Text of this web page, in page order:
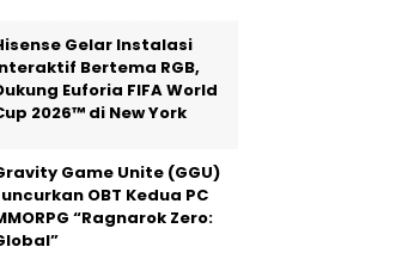
Gelar Instalasi
Bertema RGB,
Euforia FIFA World
2026™ di New York
Game Unite (GGU)
OBT Kedua PC
“Ragnarok Zero: